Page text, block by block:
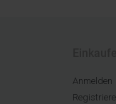
Anmelden